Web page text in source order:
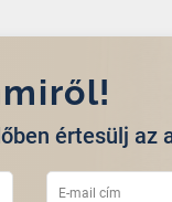
értesülj az